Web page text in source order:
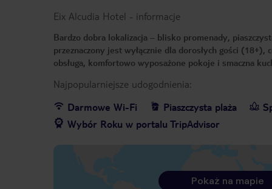
Eix Alcudia Hotel - informacje
Bardzo dobra lokalizacja – blisko promenady,
przeznaczony jest wyłącznie dla dorosłych gości
obsługa, komfortowo wyposażone pokoje i smaczna
Najpopularniejsze udogodnienia:
Darmowe Wi-Fi
Piaszczysta plaża
Wybór Roku w portalu TripAdvisor
Pokaż na mapie